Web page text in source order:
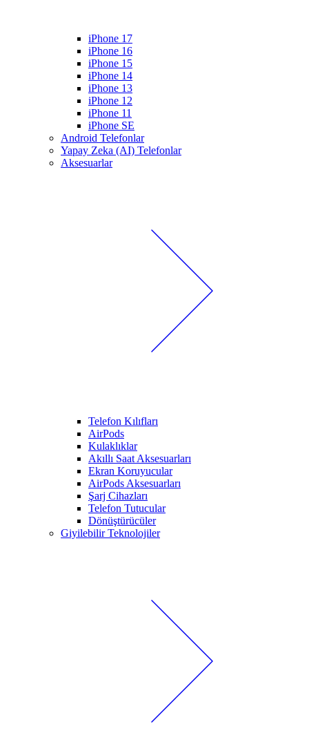
iPhone 17
iPhone 16
iPhone 15
iPhone 14
iPhone 13
iPhone 12
iPhone 11
iPhone SE
Android Telefonlar
Yapay Zeka (AI) Telefonlar
Aksesuarlar
Telefon Kılıfları
AirPods
Kulaklıklar
Akıllı Saat Aksesuarları
Ekran Koruyucular
AirPods Aksesuarları
Şarj Cihazları
Telefon Tutucular
Dönüştürücüler
Giyilebilir Teknolojiler